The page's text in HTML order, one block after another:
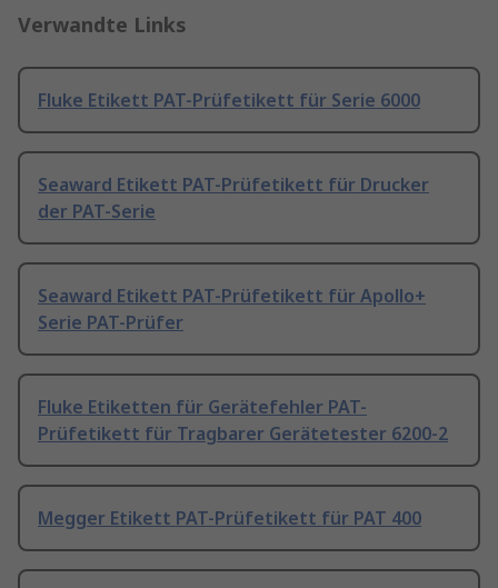
Verwandte Links
Fluke Etikett PAT-Prüfetikett für Serie 6000
Seaward Etikett PAT-Prüfetikett für Drucker
der PAT-Serie
Seaward Etikett PAT-Prüfetikett für Apollo+
Serie PAT-Prüfer
Fluke Etiketten für Gerätefehler PAT-
Prüfetikett für Tragbarer Gerätetester 6200-2
Megger Etikett PAT-Prüfetikett für PAT 400